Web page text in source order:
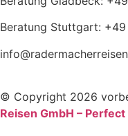
Beratung Stuttgart: +49
© Copyright 2026
Reisen GmbH –